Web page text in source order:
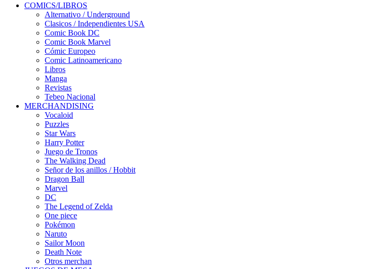
COMICS/LIBROS
Alternativo / Underground
Clasicos / Independientes USA
Comic Book DC
Comic Book Marvel
Cómic Europeo
Comic Latinoamericano
Libros
Manga
Revistas
Tebeo Nacional
MERCHANDISING
Vocaloid
Puzzles
Star Wars
Harry Potter
Juego de Tronos
The Walking Dead
Señor de los anillos / Hobbit
Dragon Ball
Marvel
DC
The Legend of Zelda
One piece
Pokémon
Naruto
Sailor Moon
Death Note
Otros merchan